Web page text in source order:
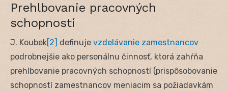
Prehlbovanie pracovných
schopností
J. Koubek[2] definuje vzdelávanie zamestnancov
podrobnejšie ako personálnu činnosť, ktorá zahŕňa
prehlbovanie pracovných schopností (prispôsobovanie
schopností zamestnancov meniacim sa požiadavkám